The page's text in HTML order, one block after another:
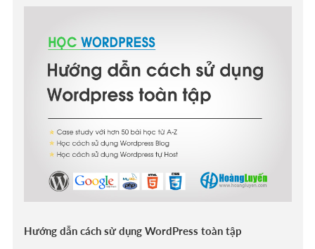
Hướng dẫn cách sử dụng WordPress toàn tập